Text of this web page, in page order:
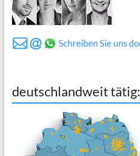
deutschlandweit tätig: